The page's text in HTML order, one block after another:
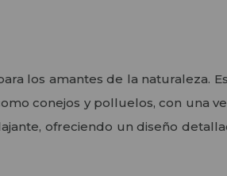
los amantes de la naturaleza.
conejos y polluelos, con una
ofreciendo un diseño